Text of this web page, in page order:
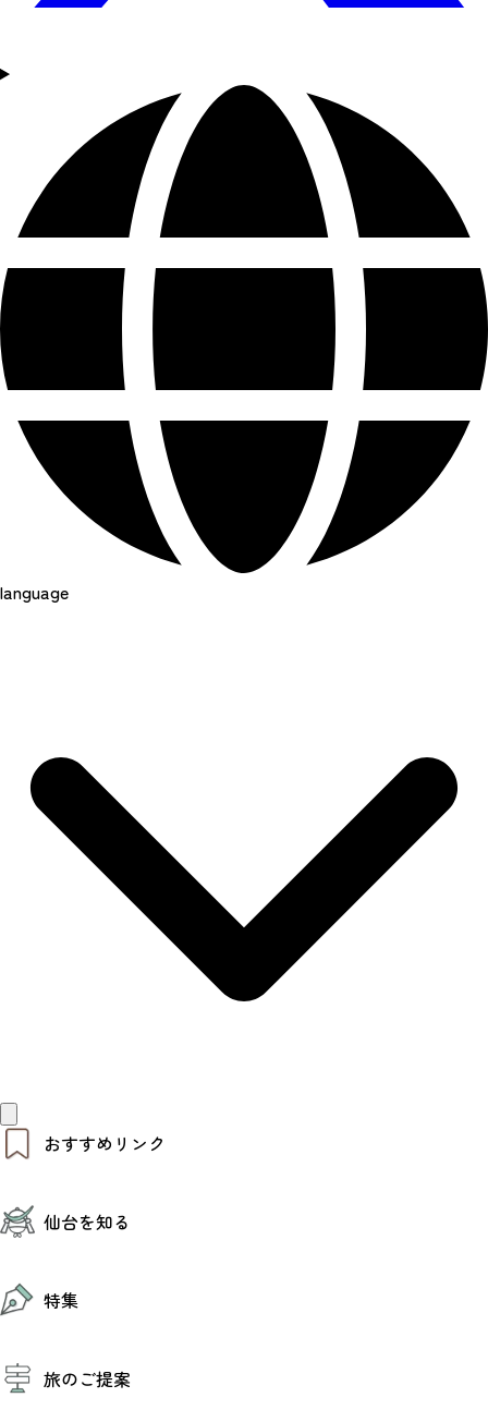
language
おすすめリンク
モデルコース
お得なチケット
仙台を知る
エリアガイド
仙台から行く東北周遊旅
伝統的工芸品
特集
夜時間トピックス
旅のご提案